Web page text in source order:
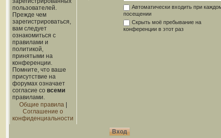
пользователей.
Прежде чем
зарегистрироваться,
вам следует
ознакомиться с
правилами и
политикой,
принятыми на
конференции.
Помните, что ваше
присутствие на
форумах означает
согласие со всеми
правилами.
Общие правила|
Соглашение о
конфиденциальности
Автоматически входить при
посещении
Скрыть моё пребывание на
конференции в этот раз